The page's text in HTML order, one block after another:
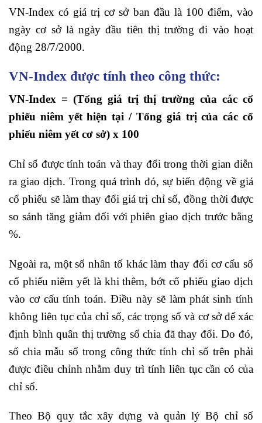
VN-Index có giá trị cơ sở ban đầu là 100 điểm, vào
ngày cơ sở là ngày đầu tiên thị trường đi vào hoạt
động 28/7/2000.
VN-Index được tính theo công thức:
VN-Index = (Tổng giá trị thị trường của các cổ
phiếu niêm yết hiện tại / Tổng giá trị của các cổ
phiếu niêm yết cơ sở) x 100
Chỉ số được tính toán và thay đổi trong thời gian diễn
ra giao dịch. Trong quá trình đó, sự biến động về giá
cổ phiếu sẽ làm thay đổi giá trị chỉ số, đồng thời được
so sánh tăng giảm đối với phiên giao dịch trước bằng
%.
Ngoài ra, một số nhân tố khác làm thay đổi cơ cấu số
cổ phiếu niêm yết là khi thêm, bớt cổ phiếu giao dịch
vào cơ cấu tính toán. Điều này sẽ làm phát sinh tính
không liên tục của chỉ số, các trọng số và cơ sở để xác
định bình quân thị trường số chia đã thay đổi. Do đó,
số chia mẫu số trong công thức tính chỉ số trên phải
được điều chỉnh nhằm duy trì tính liên tục cần có của
chỉ số.
Theo Bộ quy tắc xây dựng và quản lý Bộ chỉ số